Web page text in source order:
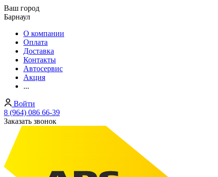
Ваш город
Барнаул
О компании
Оплата
Доставка
Контакты
Автосервис
Акция
...
Войти
8 (964) 086 66-39
Заказать звонок